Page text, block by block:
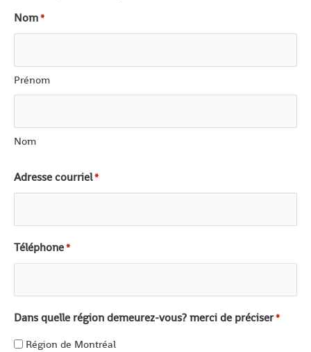
Nom*
Prénom
Nom
Adresse courriel*
Téléphone*
Dans quelle région demeurez-vous? merci de préciser*
Région de Montréal